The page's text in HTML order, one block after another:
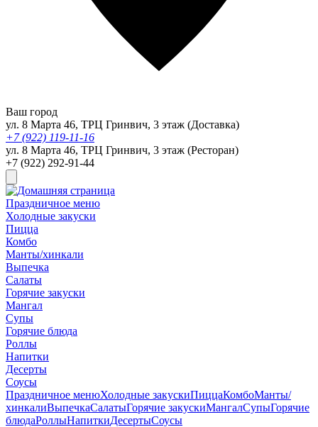
Ваш город
ул. 8 Марта 46, ТРЦ Гринвич, 3 этаж (Доставка)
+7 (922) 119-11-16
ул. 8 Марта 46, ТРЦ Гринвич, 3 этаж (Ресторан)
+7 (922) 292-91-44
Праздничное меню
Холодные закуски
Пицца
Комбо
Манты/хинкали
Выпечка
Салаты
Горячие закуски
Мангал
Супы
Горячие блюда
Роллы
Напитки
Десерты
Соусы
Праздничное менюХолодные закускиПиццаКомбоМанты/
хинкалиВыпечкаСалатыГорячие закускиМангалСупыГорячие
блюдаРоллыНапиткиДесертыСоусы